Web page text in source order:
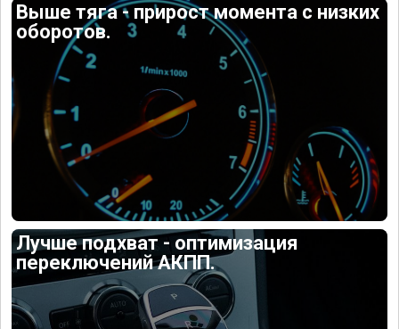
Выше тяга - прирост момента с низких
оборотов.
Лучше подхват - оптимизация
переключений АКПП.